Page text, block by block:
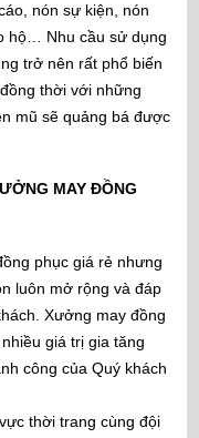
nón sự kiện, nón
hộ… Nhu cầu sử dụng
trở nên rất phổ biến
thời với những
mũ sẽ quảng bá được
MAY ĐỒNG
phục giá rẻ nhưng
luôn mở rộng và đáp
Xưởng may đồng
giá trị gia tăng
công của Quý khách
thời trang cùng đội